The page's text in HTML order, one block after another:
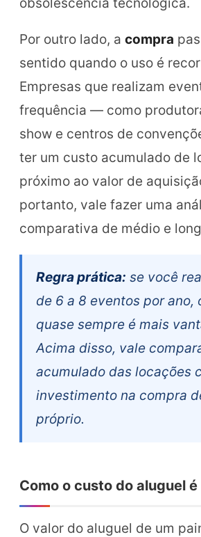
Por outro lado, a compra
sentido quando o uso é
Empresas que realizam
frequência — como
show e centros de
ter um custo acumulado de
próximo ao valor de
portanto, vale fazer uma
comparativa de médio e
Regra prática: se você
de 6 a 8 eventos por ano,
quase sempre é mais
Acima disso, vale
acumulado das locações
investimento na compra
próprio.
Como o custo do aluguel
O valor do aluguel de um